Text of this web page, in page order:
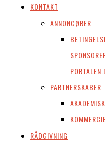
KONTAKT
ANNONCØRER
PARTNERSKABER
RÅDGIVNING